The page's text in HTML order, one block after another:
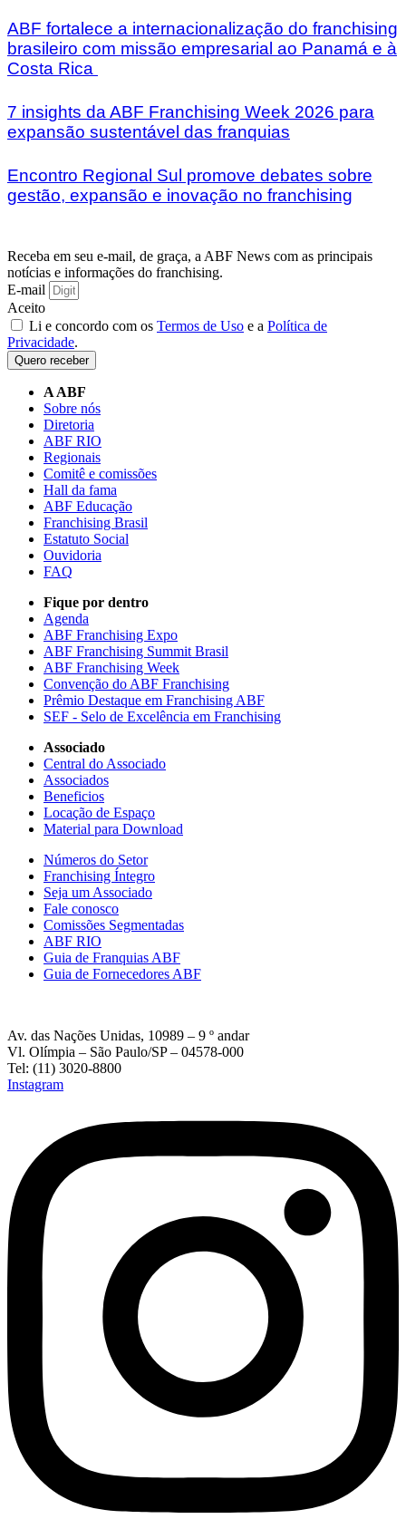
ABF fortalece a internacionalização do franchising
brasileiro com missão empresarial ao Panamá e à
Costa Rica
7 insights da ABF Franchising Week 2026 para
expansão sustentável das franquias
Encontro Regional Sul promove debates sobre
gestão, expansão e inovação no franchising
Receba em seu e-mail, de graça, a ABF News com as principais
notícias e informações do franchising.
E-mail
Aceito
Li e concordo com os Termos de Uso e a Política de
Privacidade.
Quero receber
A ABF
Sobre nós
Diretoria
ABF RIO
Regionais
Comitê e comissões
Hall da fama
ABF Educação
Franchising Brasil
Estatuto Social
Ouvidoria
FAQ
Fique por dentro
Agenda
ABF Franchising Expo
ABF Franchising Summit Brasil
ABF Franchising Week
Convenção do ABF Franchising
Prêmio Destaque em Franchising ABF
SEF - Selo de Excelência em Franchising
Associado
Central do Associado
Associados
Beneficios
Locação de Espaço
Material para Download
Números do Setor
Franchising Íntegro
Seja um Associado
Fale conosco
Comissões Segmentadas
ABF RIO
Guia de Franquias ABF
Guia de Fornecedores ABF
Av. das Nações Unidas, 10989 – 9 º andar
Vl. Olímpia – São Paulo/SP – 04578-000
Tel: (11) 3020-8800
Instagram